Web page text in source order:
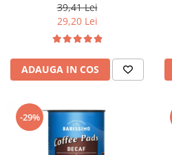
39,41 Lei
29,20 Lei
ADAUGA IN COS
-29%